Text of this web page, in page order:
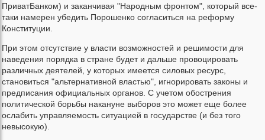
ПриватБанком) и заканчивая "Народным фронтом", который все-
таки намерен убедить Порошенко согласиться на реформу
Конституции.
При этом отсутствие у власти возможностей и решимости для
наведения порядка в стране будет и дальше провоцировать
различных деятелей, у которых имеется силовых ресурс,
становиться "альтернативной властью", игнорировать законы и
предписания официальных органов. С учетом обострения
политической борьбы накануне выборов это может еще более
ослабить управляемость ситуацией в государстве (и без того
невысокую).